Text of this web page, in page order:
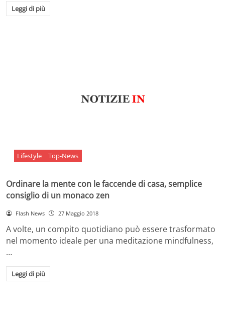
Leggi di più
Lifestyle Top-News
Ordinare la mente con le faccende di casa, semplice
consiglio di un monaco zen
Flash News 27 Maggio 2018
A volte, un compito quotidiano può essere trasformato
nel momento ideale per una meditazione mindfulness,
…
Leggi di più